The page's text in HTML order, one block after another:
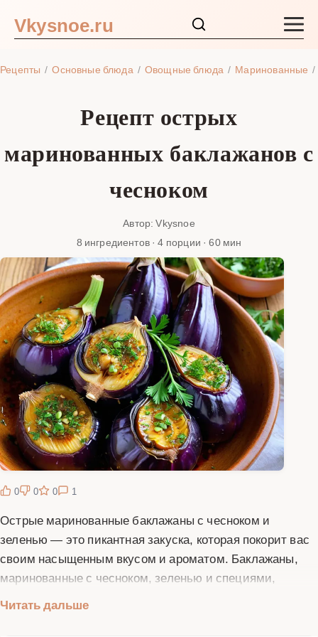
Vkysnoe.ru
Рецепты Основные блюда Овощные блюда Маринованные
Рецепт острых
маринованных баклажанов с
чесноком
Автор: Vkysnoe
8 ингредиентов · 4 порции · 60 мин
0 0 0 1
Острые маринованные баклажаны с чесноком и
зеленью — это пикантная закуска, которая покорит вас
своим насыщенным вкусом и ароматом. Баклажаны,
маринованные с чесноком, зеленью и специями,
рецепт идеально подходит для тех, кто любит острые и
Читать дальше